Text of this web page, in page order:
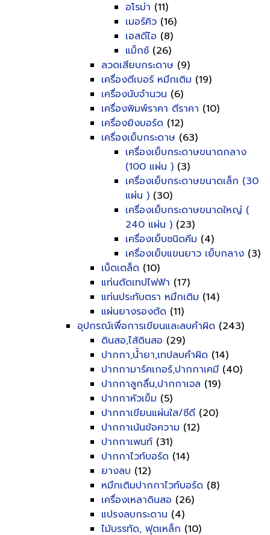
อโรม่า (11)
เมอร์คิว (16)
เอสดีไอ (8)
แม็กซ์ (26)
ลวดเสียบกระดาษ (9)
เครื่องตีเบอร์ หมึกเติม (19)
เครื่องนับจำนวน (6)
เครื่องพิมพ์ราคา ตีราคา (10)
เครื่องยิงบอร์ด (12)
เครื่องเย็บกระดาษ (63)
เครื่องเย็บกระดาษขนาดกลาง
(100 แผ่น ) (3)
เครื่องเย็บกระดาษขนาดเล็ก (30
แผ่น ) (30)
เครื่องเย็บกระดาษขนาดใหญ่ (
240 แผ่น ) (23)
เครื่องเย็บชนิดคีม (4)
เครื่องเย็บแขนยาว เย็บกลาง (3)
เบ็ดเตล็ด (10)
แท่นตัดเทปไฟฟ้า (17)
แท่นประทับตรา หมึกเติม (14)
แผ่นยางรองตัด (11)
อุปกรณ์เพื่อการเขียนและลบคำผิด (243)
ดินสอ,ไส้ดินสอ (29)
ปากกา,น้ำยา,เทปลบคำผิด (14)
ปากกามาร์คเกอร์,ปากกาเคมี (40)
ปากกาลูกลื่น,ปากกาเจล (19)
ปากกาหัวเข็ม (5)
ปากกาเขียนแผ่นใส/ซีดี (20)
ปากกาเน้นข้อความ (12)
ปากกาเพนท์ (31)
ปากกาไวท์บอร์ด (14)
ยางลบ (12)
หมึกเติมปากกาไวท์บอร์ด (8)
เครื่องเหลาดินสอ (26)
แปรงลบกระดาน (4)
ไม้บรรทัด, ฟุตเหล็ก (10)